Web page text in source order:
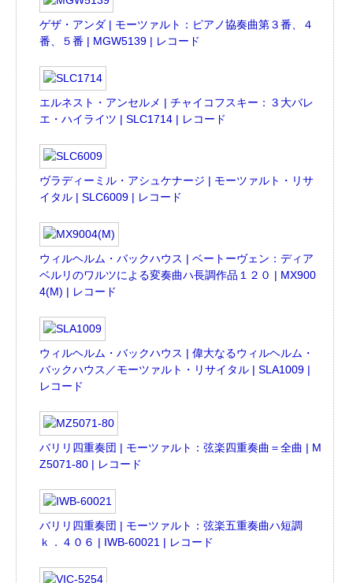
ゲザ・アンダ | モーツァルト：ピアノ協奏曲第３番、４
番、５番 | MGW5139 | レコード
エルネスト・アンセルメ | チャイコフスキー：３大バレ
エ・ハイライツ | SLC1714 | レコード
ヴラディーミル・アシュケナージ | モーツァルト・リサ
イタル | SLC6009 | レコード
ウィルヘルム・バックハウス | ベートーヴェン：ディア
ベルリのワルツによる変奏曲ハ長調作品１２０ | MX900
4(M) | レコード
ウィルヘルム・バックハウス | 偉大なるウィルヘルム・
バックハウス／モーツァルト・リサイタル | SLA1009 |
レコード
バリリ四重奏団 | モーツァルト：弦楽四重奏曲＝全曲 | M
Z5071-80 | レコード
バリリ四重奏団 | モーツァルト：弦楽五重奏曲ハ短調
ｋ．４０６ | IWB-60021 | レコード